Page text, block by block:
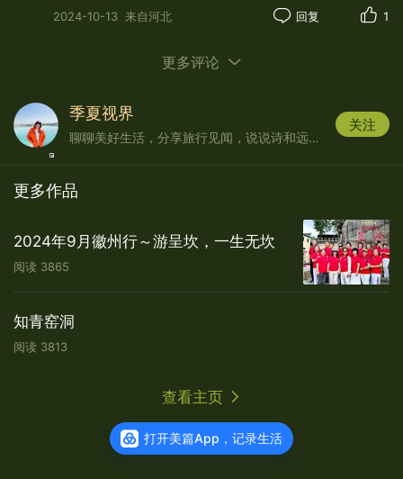
阿万仓湿地，位于甘肃省甘南藏族自治州玛曲
3600~4000米。又称贡赛尔喀木道，藏语意为贡
积200平方公里，是若尔盖、尕海、曼扎塘湿地的
2024-10-13 来自河北 回复 1
更多评论
季夏视界
聊聊美好生活，分享旅行见闻，说说诗和远方，记录退休时光。
关注
更多作品
2024年9月徽州行～游呈坎，一生无坎
阅读 3865
知青窑洞
阅读 3813
查看主页
打开美篇App，记录生活